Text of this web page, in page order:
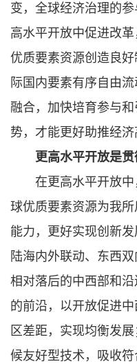
变，全球经济治理的
高水平开放中促进改
优质要素资源创造良
际国内要素有序自由
融合，加快培育参与
势，才能更好助推经济
更高水平开放是
在更高水平开放
球优质要素资源为我
能力，更好实现创新
陆海内外联动、东西
相对落后的中西部和
的前沿，以开放促进
区差距，实现均衡发
候友好型技术，吸收